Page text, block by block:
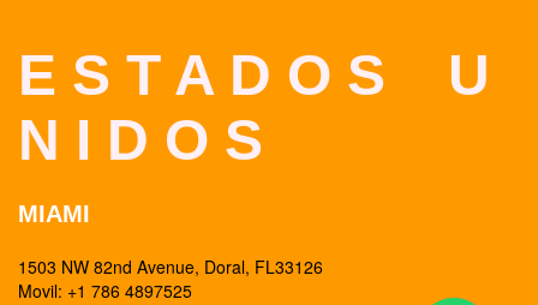
E S T A D O S U
N I D O S
MIAMI
1503 NW 82nd Avenue, Doral, FL33126
Movil: +1 786 4897525